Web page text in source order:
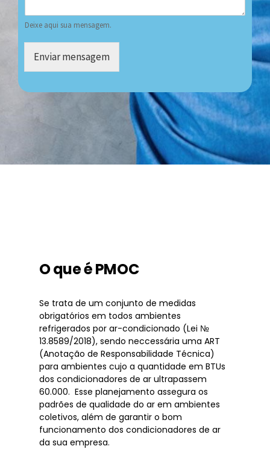
Deixe aqui sua mensagem.
Enviar mensagem
O que é PMOC
Se trata de um conjunto de medidas
obrigatórios em todos ambientes
refrigerados por ar-condicionado (Lei №
13.8589/2018), sendo neccessária uma ART
(Anotação de Responsabilidade Técnica)
para ambientes cujo a quantidade em BTUs
dos condicionadores de ar ultrapassem
60.000. Esse planejamento assegura os
padrões de qualidade do ar em ambientes
coletivos, além de garantir o bom
funcionamento dos condicionadores de ar
da sua empresa.